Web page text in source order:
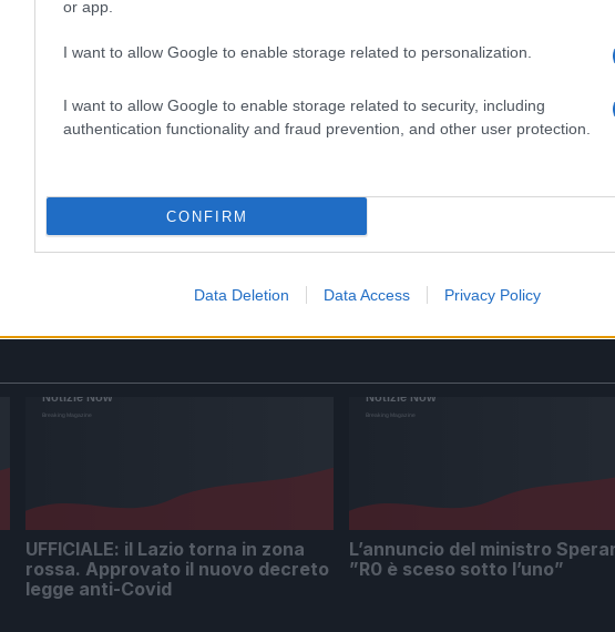
or app.
I want to allow Google to enable storage related to personalization.
I want to allow Google to enable storage related to security, including
authentication functionality and fraud prevention, and other user protection.
CONFIRM
Data Deletion Data Access Privacy Policy
attacca un
di terrore sul
UFFICIALE: il Lazio torna in
5 anni fa
UFFICIALE: il Lazio torna in zona
rossa. Approvato il nuovo decreto
legge anti-Covid
L’annuncio del ministro
”R0 è sceso sotto l’uno”